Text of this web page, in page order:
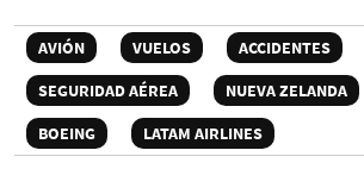
AVIÓN VUELOS ACCIDENTES
SEGURIDAD AÉREA
NUEVA ZELANDA
BOEING
LATAM AIRLINES